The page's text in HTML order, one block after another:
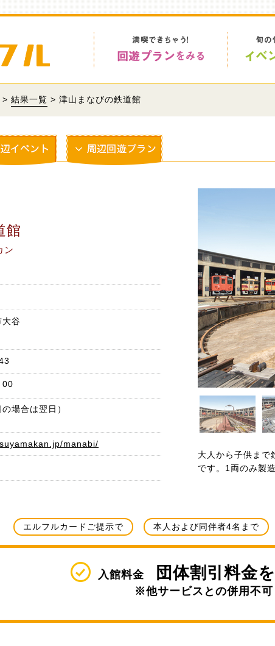
> 結果一覧 > 津山まなびの鉄道館
館
ン
大谷
00
場合は翌日）
manabi/
大人から子供まで
です。1両のみ製
エルフルカードご提示で 本人および同伴者4名まで
入館料金 団体割引料金
※他サービスとの併用不可